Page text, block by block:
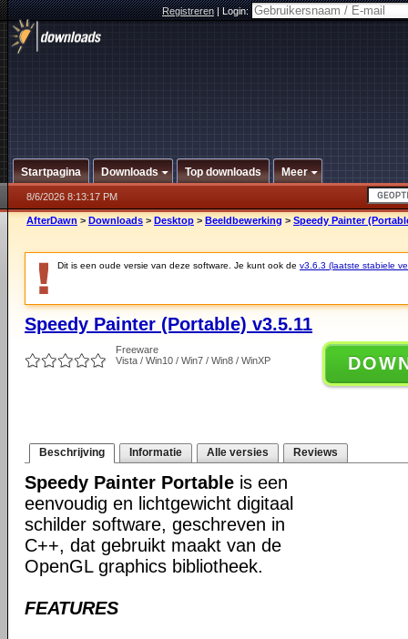
Registreren|Login:
Startpagina Downloads Top downloads Meer
8/6/2026 8:13:17 PM
AfterDawn > Downloads > Desktop > Beeldbewerking > Speedy Painter
Dit is een oude versie van deze software. Je kunt ook de v3.6.3 (laatste stabiele
Speedy Painter (Portable) v3.5.11
Freeware
Vista / Win10 / Win7 / Win8 / WinXP
Beschrijving Informatie Alle versies Reviews
Speedy Painter Portable is een
eenvoudig en lichtgewicht digitaal
schilder software, geschreven in
C++, dat gebruikt maakt van de
OpenGL graphics bibliotheek.
FEATURES